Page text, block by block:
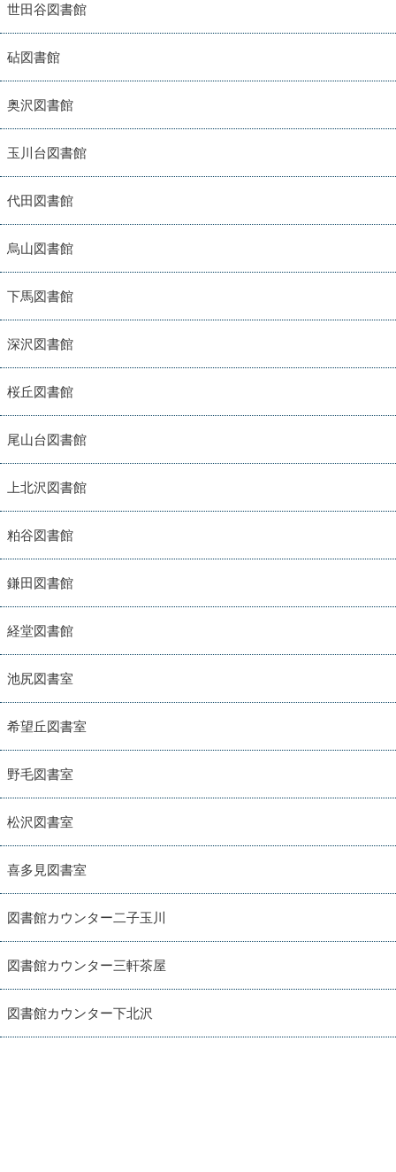
世田谷図書館
砧図書館
奥沢図書館
玉川台図書館
代田図書館
烏山図書館
下馬図書館
深沢図書館
桜丘図書館
尾山台図書館
上北沢図書館
粕谷図書館
鎌田図書館
経堂図書館
池尻図書室
希望丘図書室
野毛図書室
松沢図書室
喜多見図書室
図書館カウンター二子玉川
図書館カウンター三軒茶屋
図書館カウンター下北沢